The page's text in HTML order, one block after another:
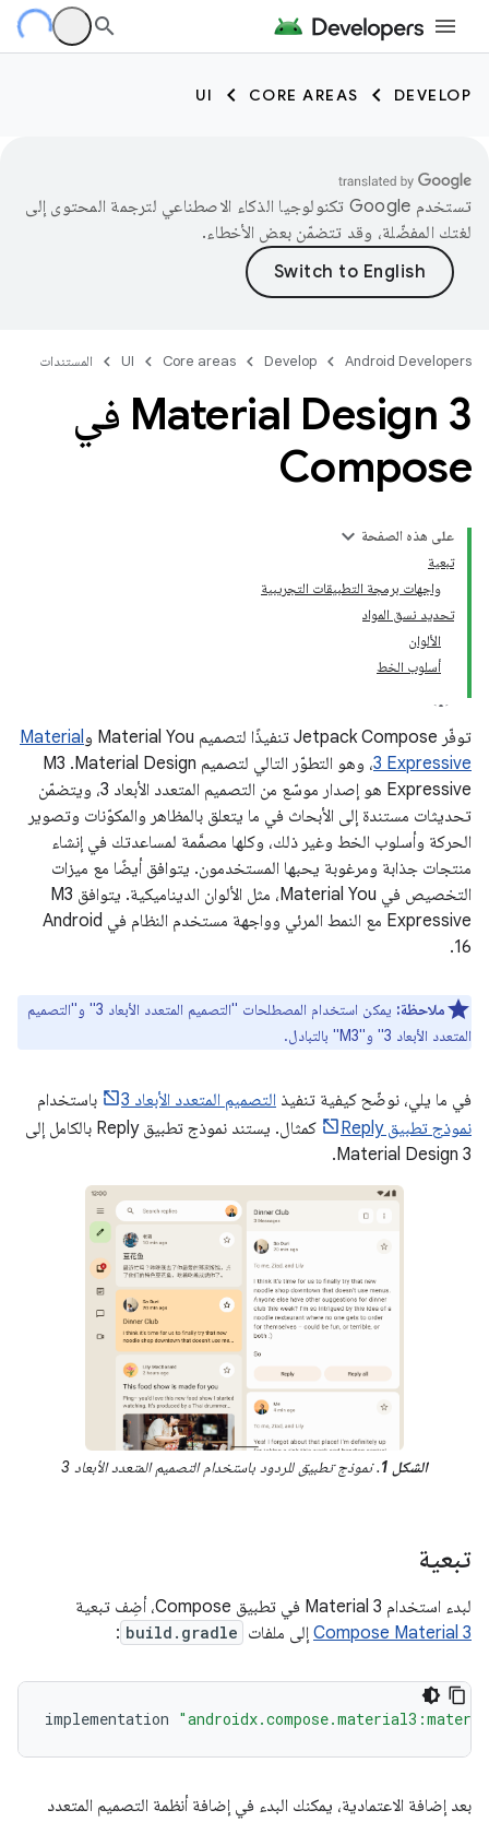
DEVELOP
CORE AREAS
UI
تستخدم Google تكنولوجيا الذكاء الاصطناعي لترجمة المحتوى إلى
لغتك المفضّلة، وقد تتضمّن بعض الأخطاء.
Android Developers
Develop
Core areas
UI المستندات
Material Design 3 في
Compose
على هذه الصفحة
تبعية
واجهات برمجة التطبيقات التجريبية
تحديد نسق المواد
الألوان
أسلوب الخط
توفّر Jetpack Compose تنفيذًا لتصميم Material You و
Material
3 Expressive
، وهو التطوّر التالي لتصميم Material Design. ‫M3
Expressive هو إصدار موسّع من التصميم المتعدد الأبعاد 3، ويتضمّن
تحديثات مستندة إلى الأبحاث في ما يتعلق بالمظاهر والمكوّنات وتصوير
الحركة وأسلوب الخط وغير ذلك، وكلها مصمَّمة لمساعدتك في إنشاء
منتجات جذابة ومرغوبة يحبها المستخدمون. يتوافق أيضًا مع ميزات
التخصيص في Material You، مثل الألوان الديناميكية. يتوافق M3
Expressive مع النمط المرئي وواجهة مستخدم النظام في Android
16.
ملاحظة:
يمكن استخدام المصطلحات "التصميم المتعدد الأبعاد 3" و"التصميم
المتعدد الأبعاد 3" و"M3" بالتبادل.
في ما يلي، نوضّح كيفية تنفيذ التصميم المتعدد الأبعاد 3
باستخدام
نموذج تطبيق Reply
كمثال. يستند نموذج تطبيق Reply بالكامل إلى
Material Design 3.
الشكل 1 . نموذج تطبيق للردود باستخدام التصميم المتعدد الأبعاد 3
تبعية
لبدء استخدام Material 3 في تطبيق Compose، أضِف تبعية
Compose Material 3 إلى ملفات build.gradle
:
implementation
بعد إضافة الاعتمادية، يمكنك البدء في إضافة أنظمة التصميم المتعدد